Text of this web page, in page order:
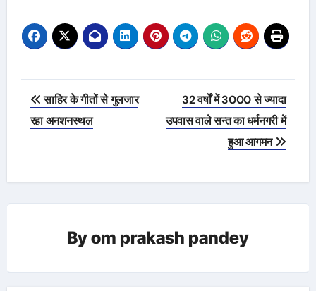
Post
navigation
साहिर के गीतों से गुलजार
रहा अनशनस्थल
32 वर्षों में 3000 से ज्यादा
उपवास वाले सन्त का धर्मनगरी में
हुआ आगमन
Byom prakash pandey